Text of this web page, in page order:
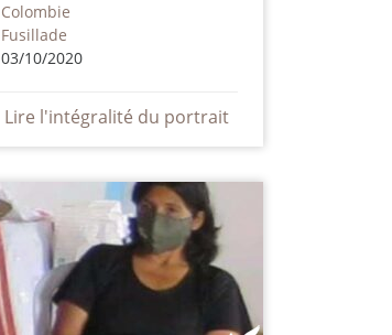
Colombie
Fusillade
03/10/2020
Lire l'intégralité du portrait